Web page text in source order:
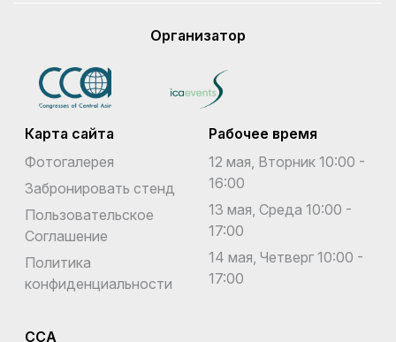
Организатор
Карта сайта
Фотогалерея
Забронировать стенд
Пользовательское
Соглашение
Политика
конфиденциальности
Рабочее время
12 мая, Вторник 10:00 -
16:00
13 мая, Среда 10:00 -
17:00
14 мая, Четверг 10:00 -
17:00
CCA